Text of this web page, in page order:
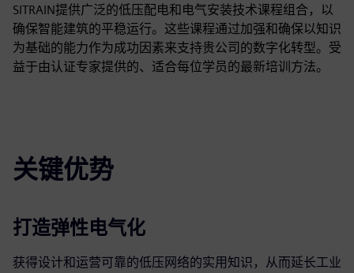
SITRAIN提供广泛的低压配电和电气安装技术课程组合，以
确保智能建筑的平稳运行。这些课程通过加强和确保以知识
为基础的能力作为成功因素来支持贵公司的数字化转型。受
益于由认证专家提供的、适合每位学员的最新培训方法。
关键优势
打造弹性电气化
获得设计和运营可靠的低压网络的实用知识，从而延长工业